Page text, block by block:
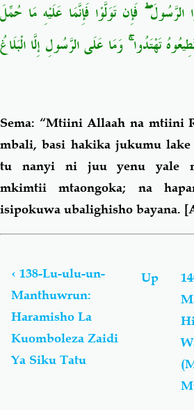
الرَّسُولَ ۖ فَإِن تَوَلَّوْا فَإِنَّمَا عَلَيْهِ مَا حُمِّلَ
تَهْتَدُوا ۚ وَمَا عَلَى الرَّسُولِ إِلَّا الْبَلَاغُ
Sema: “Mtiini Allaah na mtiini
mbali, basi hakika jukumu
tu nanyi ni juu yenu yale
mkimtii mtaongoka; na
isipokuwa ubalighisho bayana.
links
for
Lu-
ulu-
un-
‹ 138-Lu-ulu-un-
Manthuwrun:
Haramisho La
Kuomboleza Zaidi
Ya Siku Tatu
Up